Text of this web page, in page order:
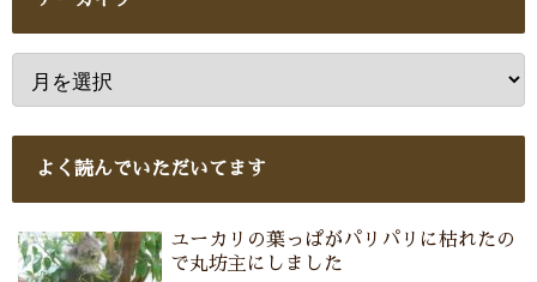
よく読んでいただいてます
ユーカリの葉っぱがパリパリに枯れたの
で丸坊主にしました